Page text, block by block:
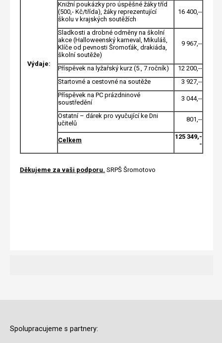
Výdaje:
Knižní poukázky pro úspěšné žáky tříd
(500,- Kč/třída), žáky reprezentující
školu v krajských soutěžích
16 400,--
Sladkosti a drobné odměny na školní
akce (Halloweenský karneval, Mikuláš,
Klíče od pevnosti Šromoťák, drakiáda,
školní soutěže)
9 967,--
Příspěvek na lyžařský kurz (5., 7.ročník)
12 200,--
Startovné a cestovné na soutěže
3 927,--
Příspěvek na PC prázdninové
soustředění
3 044,--
Ostatní – dárek pro vyučující ke Dni
učitelů
801,--
Celkem
125 349,-
-
Děkujeme za vaši podporu. SRPŠ Šromotovo
Spolupracujeme s partnery: